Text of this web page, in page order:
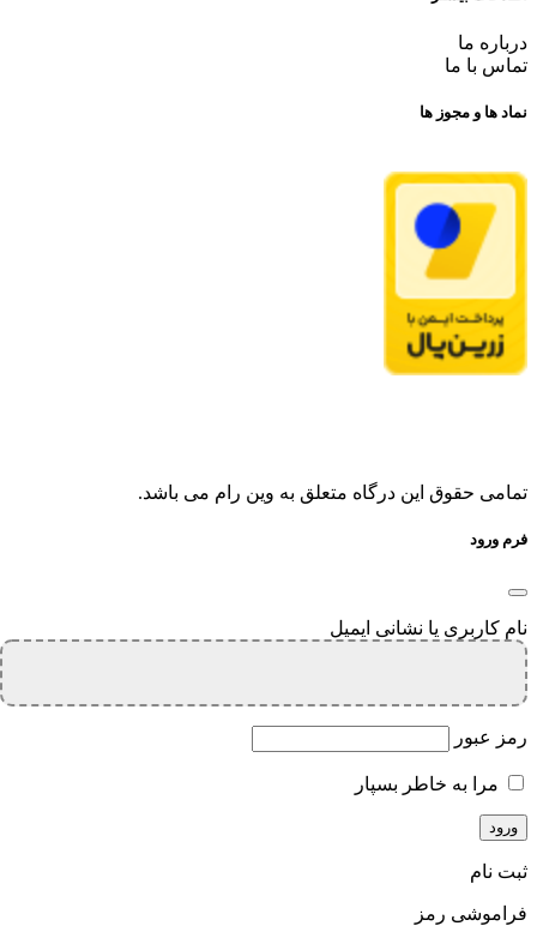
درباره ما
تماس با ما
نماد ها و مجوز ها
تمامی حقوق این درگاه متعلق به وین رام می باشد.
فرم ورود
نام کاربری یا نشانی ایمیل
رمز عبور
مرا به خاطر بسپار
ثبت نام
فراموشی رمز